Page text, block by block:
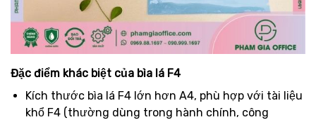
Đặc điểm khác biệt của bìa lá F4
Kích thước bìa lá F4 lớn hơn A4, phù hợp với tài liệu
khổ F4 (thường dùng trong hành chính, công